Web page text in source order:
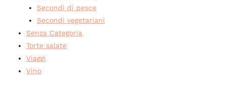
Secondi di pesce
Secondi vegetariani
Senza Categoria
Torte salate
Viaggi
Vino